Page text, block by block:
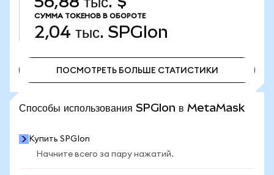
СУММА ТОКЕНОВ В ОБОРОТЕ
2,04 тыс. SPGIon
ПОСМОТРЕТЬ БОЛЬШЕ СТАТИСТИКИ
Способы использования SPGIon в MetaMask
Купить SPGIon
Начните всего за пару нажатий.